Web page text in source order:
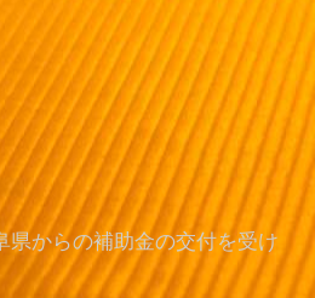
県からの補助金の交付を受け